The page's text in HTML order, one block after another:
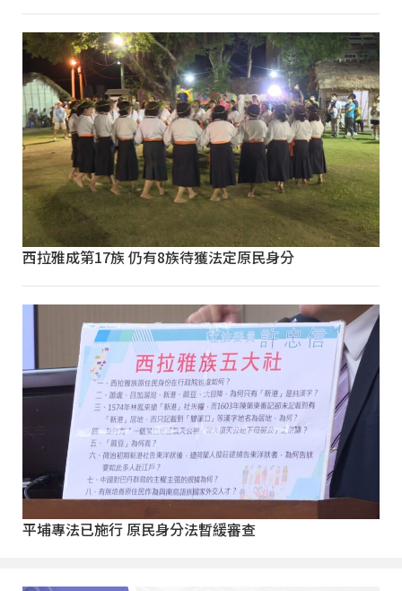
西拉雅成第17族 仍有8族待獲法定原民身分
平埔專法已施行 原民身分法暫緩審查